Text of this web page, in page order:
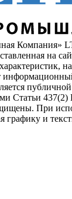
Компания»
на
Статьи 437(2)
При
графику и